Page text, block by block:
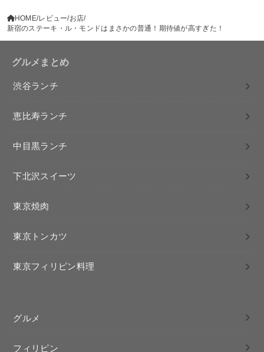
HOME レビュー お店
新宿のステーキ・ル・モンドはまさかの普通！期待値が高すぎた！
グルメまとめ
渋谷ランチ
恵比寿ランチ
中目黒ランチ
下北沢スイーツ
東京焼肉
東京トンカツ
東京フィリピン料理
グルメ
フィリピン